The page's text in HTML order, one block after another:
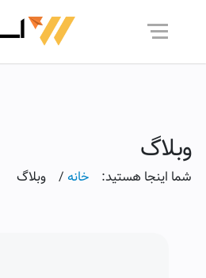
وبلاگ
شما اینجا هستید: خانه / وبلاگ